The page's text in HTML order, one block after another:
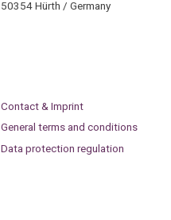
50354 Hürth / Germany
Contact & Imprint
General terms and conditions
Data protection regulation